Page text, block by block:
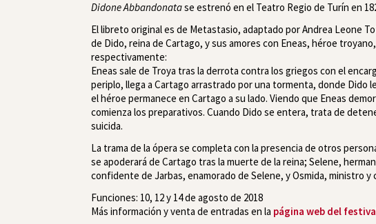
Didone Abbandonatase estrenó en el Teatro Regio de Turín en
El libreto original es de Metastasio, adaptado por Andrea Leone
de Dido, reina de Cartago, y sus amores con Eneas, héroe
respectivamente:
Eneas sale de Troya tras la derrota contra los griegos con el
periplo, llega a Cartago arrastrado por una tormenta, donde Dido
el héroe permanece en Cartago a su lado. Viendo que Eneas
comienza los preparativos. Cuando Dido se entera, trata de
suicida.
La trama de la ópera se completa con la presencia de otros
se apoderará de Cartago tras la muerte de la reina; Selene,
confidente de Jarbas, enamorado de Selene, y Osmida, ministro
Funciones: 10, 12 y 14 de agosto de 2018
Más información y venta de entradas en la página web del